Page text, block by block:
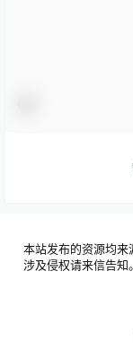
本站发布的资源均
涉及侵权请来信告知。